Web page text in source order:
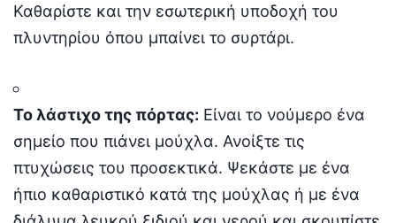
Καθαρίστε και την εσωτερική υποδοχή του
πλυντηρίου όπου μπαίνει το συρτάρι.
Το λάστιχο της πόρτας: Είναι το νούμερο ένα
σημείο που πιάνει μούχλα. Ανοίξτε τις
πτυχώσεις του προσεκτικά. Ψεκάστε με ένα
ήπιο καθαριστικό κατά της μούχλας ή με ένα